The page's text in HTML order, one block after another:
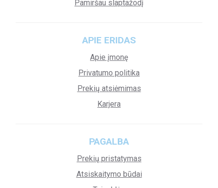
Pamiršau slaptažodį
APIE ERIDAS
Apie įmonę
Privatumo politika
Prekių atsiėmimas
Karjera
PAGALBA
Prekių pristatymas
Atsiskaitymo būdai